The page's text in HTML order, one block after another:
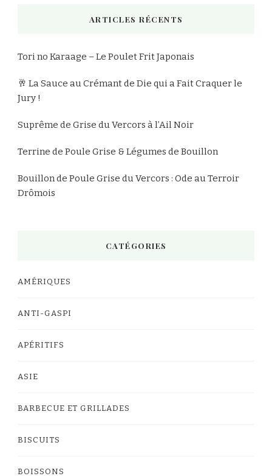
ARTICLES RÉCENTS
Tori no Karaage – Le Poulet Frit Japonais
🥂 La Sauce au Crémant de Die qui a Fait Craquer le
Jury !
Suprême de Grise du Vercors à l’Ail Noir
Terrine de Poule Grise & Légumes de Bouillon
Bouillon de Poule Grise du Vercors : Ode au Terroir
Drômois
CATÉGORIES
AMÉRIQUES
ANTI-GASPI
APÉRITIFS
ASIE
BARBECUE ET GRILLADES
BISCUITS
BOISSONS